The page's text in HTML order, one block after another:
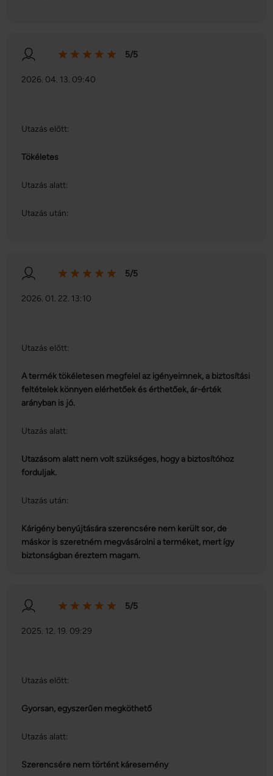
5/5
2026. 04. 13. 09:40
Utazás előtt:
Tökéletes
Utazás alatt:
Utazás után:
5/5
2026. 01. 22. 13:10
Utazás előtt:
A termék tökéletesen megfelel az igényeimnek, a biztosítási
feltételek könnyen elérhetőek és érthetőek, ár-érték
arányban is jó.
Utazás alatt:
Utazásom alatt nem volt szükséges, hogy a biztosítóhoz
forduljak.
Utazás után:
Kárigény benyújtására szerencsére nem került sor, de
máskor is szeretném megvásárolni a terméket, mert így
biztonságban éreztem magam.
5/5
2025. 12. 19. 09:29
Utazás előtt:
Gyorsan, egyszerűen megköthető
Utazás alatt:
Szerencsére nem történt káresemény